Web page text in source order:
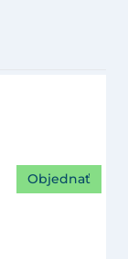
Objednať